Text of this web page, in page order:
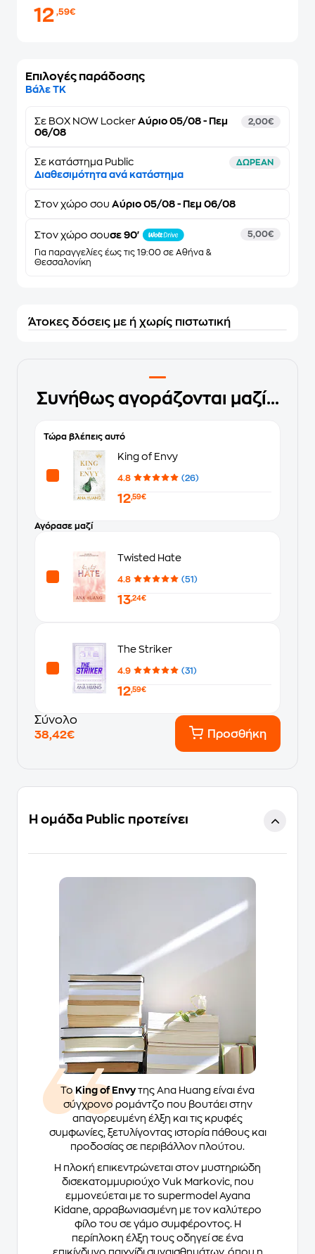
12,59€
Επιλογές παράδοσης
Βάλε ΤΚ
Σε BOX NOW Locker Αύριο 05/08 - Πεμ
06/08
2,00€
Σε κατάστημα Public ΔΩΡΕΑΝ
Διαθεσιμότητα ανά κατάστημα
Στον χώρο σου Αύριο 05/08 - Πεμ 06/08
Στον χώρο σουσε 90'
Για παραγγελίες έως τις 19:00 σε Αθήνα &
Θεσσαλονίκη
5,00€
Άτοκες δόσεις με ή χωρίς πιστωτική
Συνήθως αγοράζονται μαζί...
Τώρα βλέπεις αυτό
King of Envy
4.8 (26)
12,59€
Αγόρασε μαζί
Twisted Hate
4.8 (51)
13,24€
The Striker
4.9 (31)
12,59€
Σύνολο
38,42€
Προσθήκη
Η ομάδα Public προτείνει
Το King of Envyτης Ana Huang είναι ένα
σύγχρονο ρομάντζο που βουτάει στην
απαγορευμένη έλξη και τις κρυφές
συμφωνίες, ξετυλίγοντας ιστορία πάθους και
προδοσίας σε περιβάλλον πλούτου.
Η πλοκή επικεντρώνεται στον μυστηριώδη
δισεκατομμυριούχο Vuk Markovic, που
εμμονεύεται με το supermodel Ayana
Kidane, αρραβωνιασμένη με τον καλύτερο
φίλο του σε γάμο συμφέροντος. Η
περίπλοκη έλξη τους οδηγεί σε ένα
επικίνδυνο παιχνίδι συναισθημάτων, όπου η